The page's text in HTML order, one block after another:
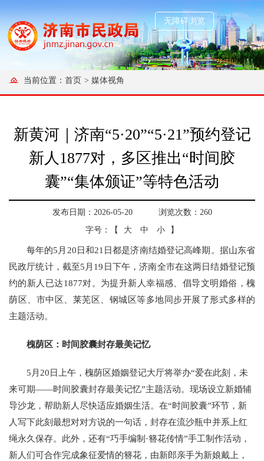
无障碍浏览
当前位置： 首页 > 媒体视角
新黄河｜济南“5·20”“5·21”预约登记
新人1877对，多区推出“时间胶
囊”“集体颁证”等特色活动
发布日期：2026-05-20 浏览次数： 260
字号：【
大 中 小 】
每年的5月20日和21日都是济南结婚登记高峰期。据山东省
民政厅统计，截至5月19日下午，济南全市在这两日结婚登记预
约的新人已达1877对。为提升新人幸福感、倡导文明婚俗，槐
荫区、市中区、莱芜区、钢城区等多地同步开展了形式多样的
主题活动。
槐荫区：时间胶囊封存最美记忆
5月20日上午，槐荫区婚姻登记大厅将举办“爱在此刻，未
来可期——时间胶囊封存最美记忆”主题活动。现场设立新婚辅
导沙龙，帮助新人尽快适应婚姻生活。在“时间胶囊”环节，新
人写下此刻最想对对方说的一句话，封存在流沙瓶中并系上红
绳永久保存。此外，还有“巧手编制·簪花传情”手工制作活动，
新人们可合作完成象征爱情的簪花，由新郎亲手为新娘戴上，